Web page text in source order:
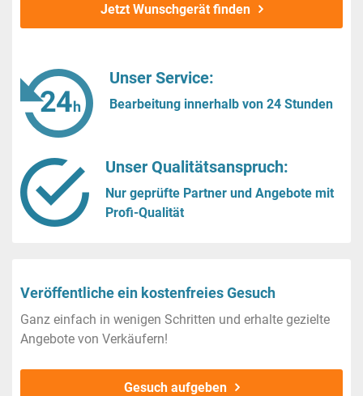
Jetzt Wunschgerät finden
Unser Service:
Bearbeitung innerhalb von 24 Stunden
Unser Qualitätsanspruch:
Nur geprüfte Partner und Angebote mit
Profi-Qualität
Veröffentliche ein kostenfreies Gesuch
Ganz einfach in wenigen Schritten und erhalte gezielte
Angebote von Verkäufern!
Gesuch aufgeben